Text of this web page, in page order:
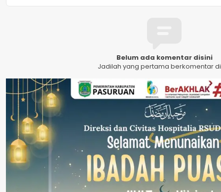
Belum ada komentar disini
Jadilah yang pertama berkomentar